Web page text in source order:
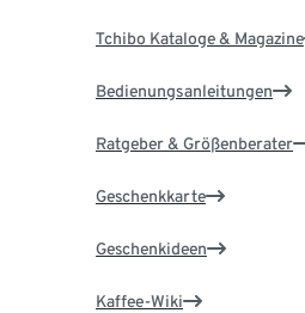
Tchibo Kataloge & Magazine
Bedienungsanleitungen
Ratgeber & Größenberater
Geschenkkarte
Geschenkideen
Kaffee-Wiki